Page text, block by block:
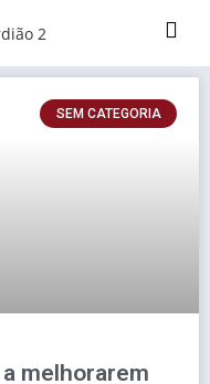
SEM CATEGORIA
melhorarem